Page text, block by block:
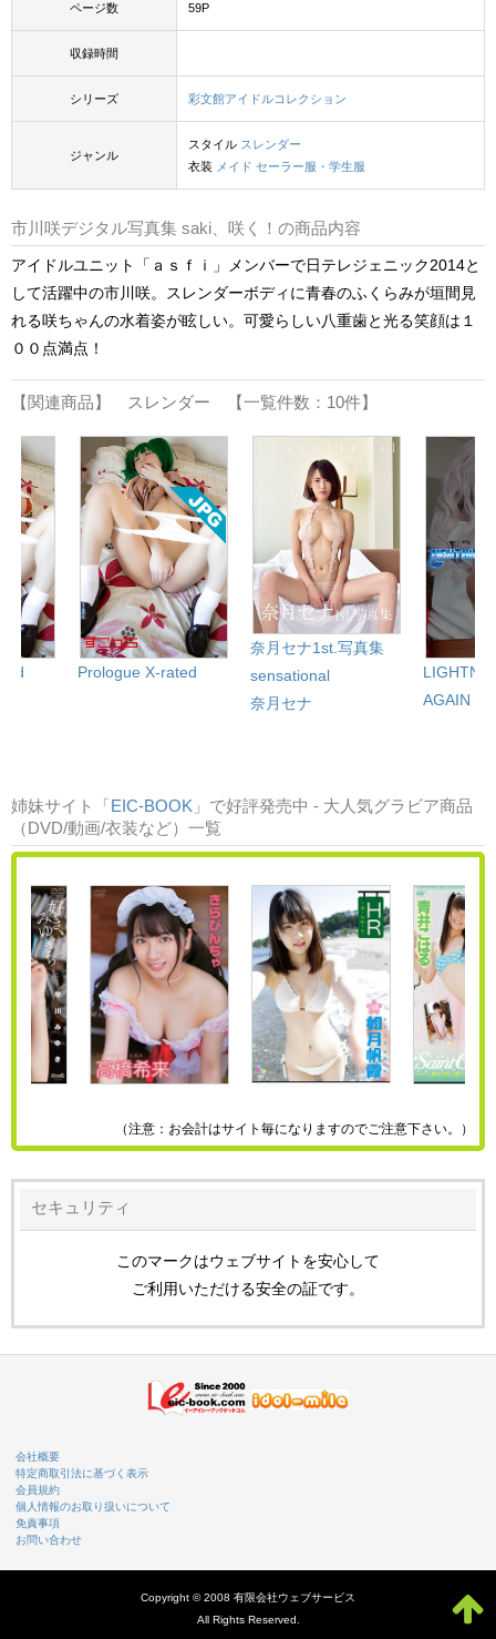
ページ数 59P
収録時間
シリーズ 彩文館アイドルコレクション
ジャンル
スタイル スレンダー
衣装 メイド セーラー服・学生服
市川咲デジタル写真集 saki、咲く！の商品内容
アイドルユニット「ａｓｆｉ」メンバーで日テレジェニック2014と
して活躍中の市川咲。スレンダーボディに青春のふくらみが垣間見
れる咲ちゃんの水着姿が眩しい。可愛らしい八重歯と光る笑顔は１
００点満点！
【関連商品】 スレンダー 【一覧件数：10件】
Prologue X-rated
奈月セナ1st.写真集
sensational
奈月セナ
AGAIN
姉妹サイト「EIC-BOOK 」で好評発売中 - 大人気グラビア商品
（DVD/動画/衣装など）一覧
（注意：お会計はサイト毎になりますのでご注意下さい。）
セキュリティ
このマークはウェブサイトを安心して
ご利用いただける安全の証です。
会社概要
特定商取引法に基づく表示
会員規約
個人情報のお取り扱いについて
免責事項
お問い合わせ
Copyright © 2008 有限会社ウェブサービス
All Rights Reserved.